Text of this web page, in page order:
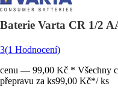
Baterie Varta CR 1/2
3(1 Hodnocení)
cenu — 99,00 Kč * Všechny
přepravu za ks99,00 Kč*/ ks